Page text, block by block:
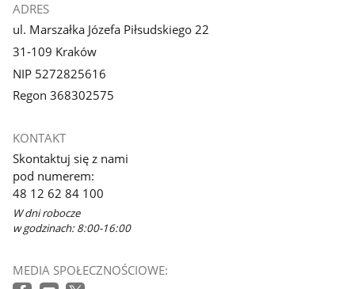
ADRES
ul. Marszałka Józefa Piłsudskiego 22
31-109 Kraków
NIP 5272825616
Regon 368302575
KONTAKT
Skontaktuj się z nami
pod numerem:
48 12 62 84 100
W dni robocze
w godzinach: 8:00-16:00
MEDIA SPOŁECZNOŚCIOWE: